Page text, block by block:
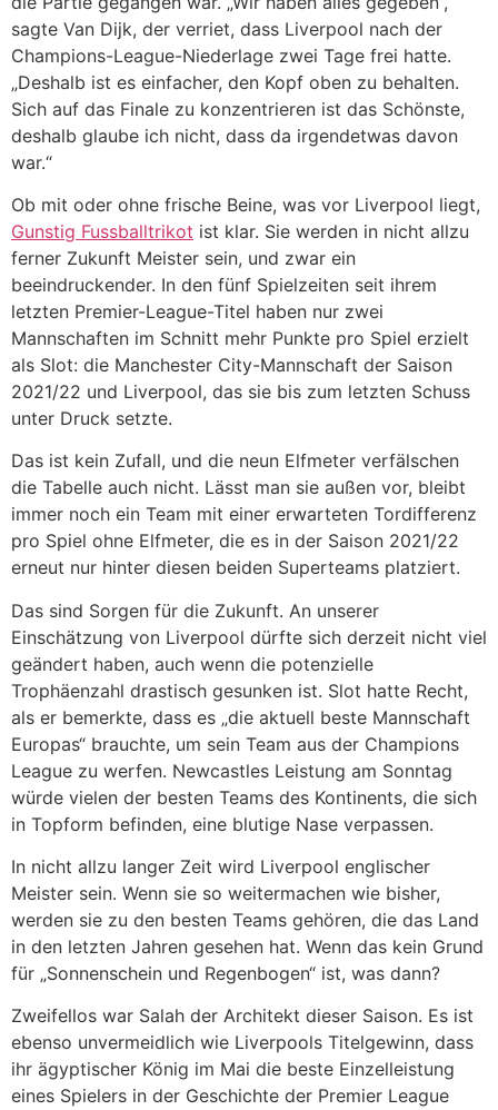
sagte Van Dijk, der verriet, dass Liverpool nach der
Champions-League-Niederlage zwei Tage frei hatte.
„Deshalb ist es einfacher, den Kopf oben zu behalten.
Sich auf das Finale zu konzentrieren ist das Schönste,
deshalb glaube ich nicht, dass da irgendetwas davon
war.“
Ob mit oder ohne frische Beine, was vor Liverpool liegt,
Gunstig Fussballtrikot ist klar. Sie werden in nicht allzu
ferner Zukunft Meister sein, und zwar ein
beeindruckender. In den fünf Spielzeiten seit ihrem
letzten Premier-League-Titel haben nur zwei
Mannschaften im Schnitt mehr Punkte pro Spiel erzielt
als Slot: die Manchester City-Mannschaft der Saison
2021/22 und Liverpool, das sie bis zum letzten Schuss
unter Druck setzte.
Das ist kein Zufall, und die neun Elfmeter verfälschen
die Tabelle auch nicht. Lässt man sie außen vor, bleibt
immer noch ein Team mit einer erwarteten Tordifferenz
pro Spiel ohne Elfmeter, die es in der Saison 2021/22
erneut nur hinter diesen beiden Superteams platziert.
Das sind Sorgen für die Zukunft. An unserer
Einschätzung von Liverpool dürfte sich derzeit nicht viel
geändert haben, auch wenn die potenzielle
Trophäenzahl drastisch gesunken ist. Slot hatte Recht,
als er bemerkte, dass es „die aktuell beste Mannschaft
Europas“ brauchte, um sein Team aus der Champions
League zu werfen. Newcastles Leistung am Sonntag
würde vielen der besten Teams des Kontinents, die sich
in Topform befinden, eine blutige Nase verpassen.
In nicht allzu langer Zeit wird Liverpool englischer
Meister sein. Wenn sie so weitermachen wie bisher,
werden sie zu den besten Teams gehören, die das Land
in den letzten Jahren gesehen hat. Wenn das kein Grund
für „Sonnenschein und Regenbogen“ ist, was dann?
Zweifellos war Salah der Architekt dieser Saison. Es ist
ebenso unvermeidlich wie Liverpools Titelgewinn, dass
ihr ägyptischer König im Mai die beste Einzelleistung
eines Spielers in der Geschichte der Premier League